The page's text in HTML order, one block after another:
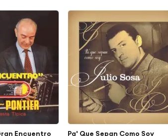
Encuentro Pa' Que Sepan Como Soy